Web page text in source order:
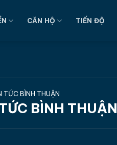
CĂN HỘ TIẾN ĐỘ
TỨC BÌNH THUẬN
BÌNH THUẬN